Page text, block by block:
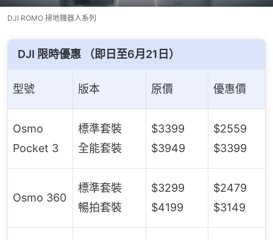
DJI ROMO 掃地機器人系列
DJI 限時優惠 （即日至6月21日）
型號 版本 原價 優惠價
Osmo
Pocket 3
標準套裝
全能套裝
$3399
$3949
$2559
$3399
Osmo 360
標準套裝
暢拍套裝
$3299
$4199
$2479
$3149